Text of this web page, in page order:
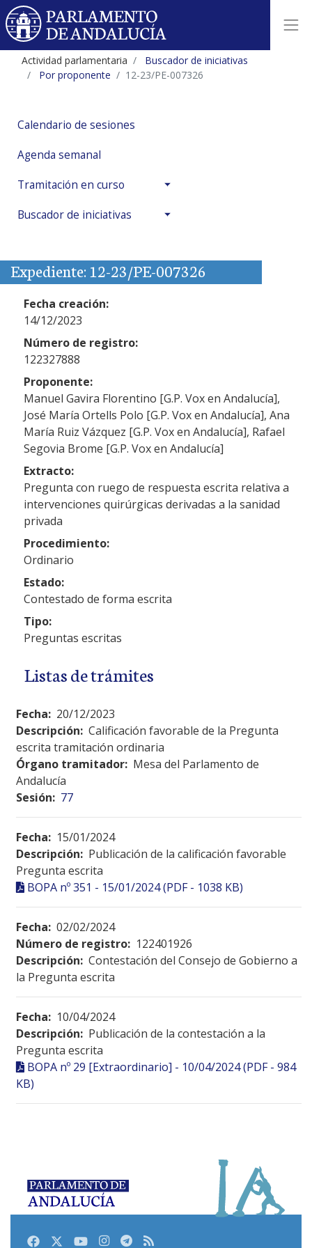
Actividad parlamentaria
Buscador de iniciativas
Por proponente
12-23/PE-007326
Calendario de sesiones
Agenda semanal
Tramitación en curso
Buscador de iniciativas
Expediente: 12-23/PE-007326
Fecha creación:
14/12/2023
Número de registro:
122327888
Proponente:
Manuel Gavira Florentino [G.P. Vox en Andalucía],
José María Ortells Polo [G.P. Vox en Andalucía], Ana
María Ruiz Vázquez [G.P. Vox en Andalucía], Rafael
Segovia Brome [G.P. Vox en Andalucía]
Extracto:
Pregunta con ruego de respuesta escrita relativa a
intervenciones quirúrgicas derivadas a la sanidad
privada
Procedimiento:
Ordinario
Estado:
Contestado de forma escrita
Tipo:
Preguntas escritas
Listas de trámites
Fecha: 20/12/2023
Descripción: Calificación favorable de la Pregunta
escrita tramitación ordinaria
Órgano tramitador: Mesa del Parlamento de
Andalucía
Sesión: 77
Fecha: 15/01/2024
Descripción: Publicación de la calificación favorable
Pregunta escrita
BOPA nº 351 - 15/01/2024 (PDF - 1038 KB)
Fecha: 02/02/2024
Número de registro: 122401926
Descripción: Contestación del Consejo de Gobierno a
la Pregunta escrita
Fecha: 10/04/2024
Descripción: Publicación de la contestación a la
Pregunta escrita
BOPA nº 29 [Extraordinario] - 10/04/2024 (PDF - 984
KB)
FacebookTwitterYoutubeInstagram
Telegram
RSS